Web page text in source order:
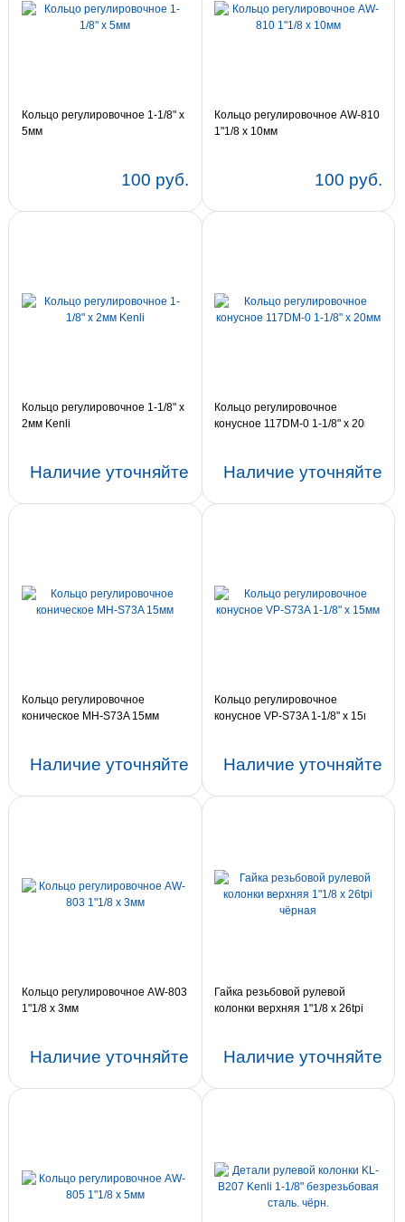
Кольцо регулировочное 1-1/8" х
5мм
100 руб.
Кольцо регулировочное AW-810
1"1/8 х 10мм
100 руб.
Кольцо регулировочное 1-1/8" х
2мм Kenli
Наличие уточняйте
Кольцо регулировочное
конусное 117DM-0 1-1/8" х 20мм
Наличие уточняйте
Кольцо регулировочное
коническое MH-S73A 15мм
Наличие уточняйте
Кольцо регулировочное
конусное VP-S73A 1-1/8" х 15мм
Наличие уточняйте
Кольцо регулировочное AW-803
1"1/8 х 3мм
Наличие уточняйте
Гайка резьбовой рулевой
колонки верхняя 1"1/8 x 26tpi
Наличие уточняйте